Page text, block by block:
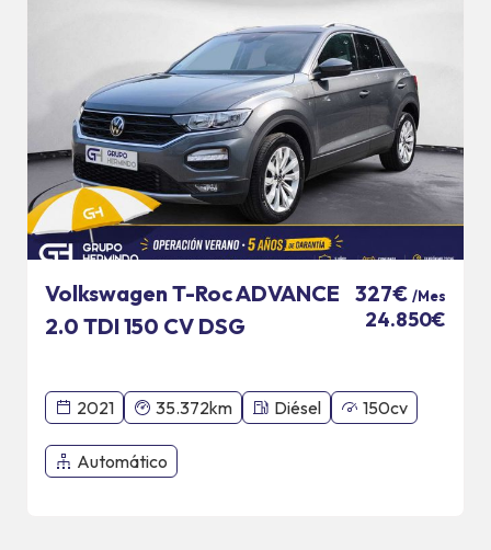
Volkswagen T-Roc ADVANCE
2.0 TDI 150 CV DSG
327€ /Mes
24.850€
2021 35.372km Diésel 150cv
Automático